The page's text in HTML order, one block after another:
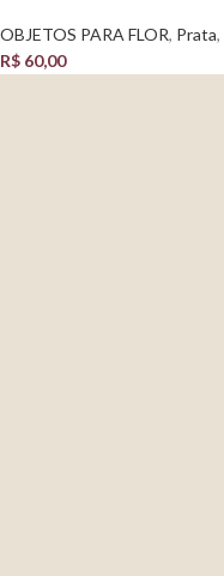
OBJETOS PARA FLOR, Prata,
R$ 60,00